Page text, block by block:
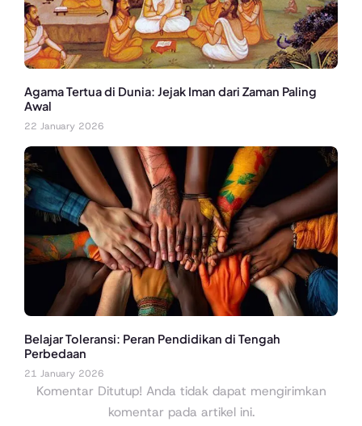
Agama Tertua di Dunia: Jejak Iman dari Zaman Paling
Awal
22 January 2026
Belajar Toleransi: Peran Pendidikan di Tengah
Perbedaan
21 January 2026
Komentar Ditutup! Anda tidak dapat mengirimkan
komentar pada artikel ini.